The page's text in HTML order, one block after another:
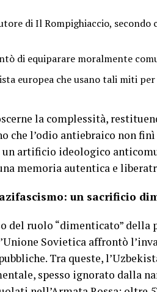
di Il Rompighiaccio, secondo
di equiparare moralmente
europea che usano tali miti
la complessità,
che l’odio antiebraico non
artificio ideologico
memoria autentica e
un sacrificio
del ruolo “dimenticato” della
Sovietica affrontò
Tra queste,
spesso ignorato dalla